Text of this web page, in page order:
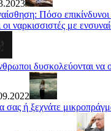
Πόσο επικίνδυνοι
οι ναρκισσιστές με
δυσκολεύονται
σας ή ξεχνάτε